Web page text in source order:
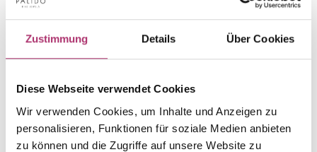
Zustimmung Details Über Cookies
Diese Webseite verwendet Cookies
Wir verwenden Cookies, um Inhalte und Anzeigen zu
personalisieren, Funktionen für soziale Medien anbieten
zu können und die Zugriffe auf unsere Website zu
The matching pieces
from this collection.